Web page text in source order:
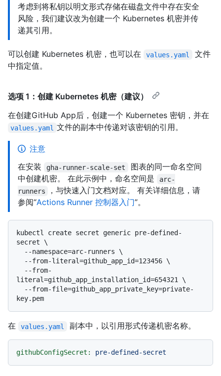
考虑到将私钥以明文形式存储在磁盘文件中存在安全
风险，我们建议改为创建一个 Kubernetes 机密并传
递其引用。
可以创建 Kubernetes 机密，也可以在 values.yaml
文件
中指定值。
选项 1：创建 Kubernetes 机密（建议）
在创建GitHub App后，创建一个 Kubernetes 密钥，并在
values.yaml 文件的副本中传递对该密钥的引用。
注意
在安装
gha-runner-scale-set
图表的同一命名空间
中创建机密。 在此示例中，命名空间是
arc-
runners
，与快速入门文档对应。 有关详细信息，请
参阅“Actions Runner 控制器入门”。
kubectl create secret generic pre-defined-
secret \
literal=github_app_installation_id=654321 \
在 values.yaml 副本中，以引用形式传递机密名称。
githubConfigSecret: pre-defined-secret